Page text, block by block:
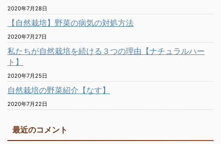
2020年7月28日
【自然栽培】野菜の病気の対処方法
2020年7月27日
私たちが自然栽培を続ける３つの理由【ナチュラルハー
ト】
2020年7月25日
自然栽培の野菜紹介【なす】
2020年7月22日
最近のコメント